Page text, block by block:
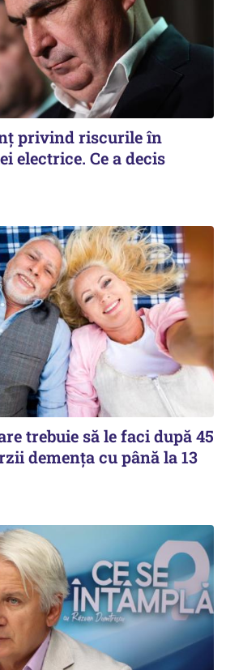
privind riscurile în
electrice. Ce a decis
trebuie să le faci după 45
demența cu până la 13